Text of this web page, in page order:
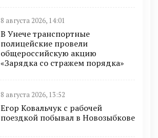
8 августа 2026, 14:01
В Унече транспортные
полицейские провели
общероссийскую акцию
«Зарядка со стражем порядка»
8 августа 2026, 13:52
Егор Ковальчук с рабочей
поездкой побывал в Новозыбкове